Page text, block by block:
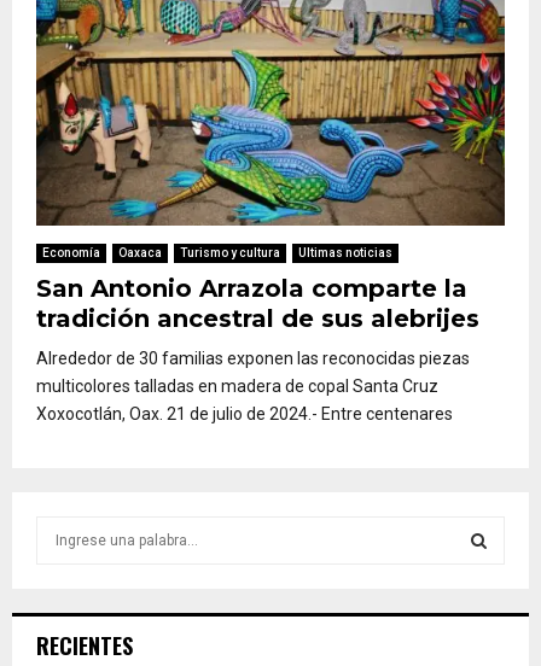
Economía Oaxaca Turismo y cultura Ultimas noticias
San Antonio Arrazola comparte la
tradición ancestral de sus alebrijes
Alrededor de 30 familias exponen las reconocidas piezas
multicolores talladas en madera de copal Santa Cruz
Xoxocotlán, Oax. 21 de julio de 2024.- Entre centenares
h
RECIENTES